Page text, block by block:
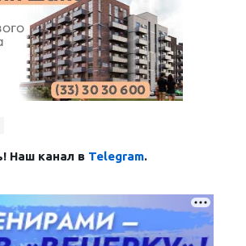
Наш канал в Telegram.